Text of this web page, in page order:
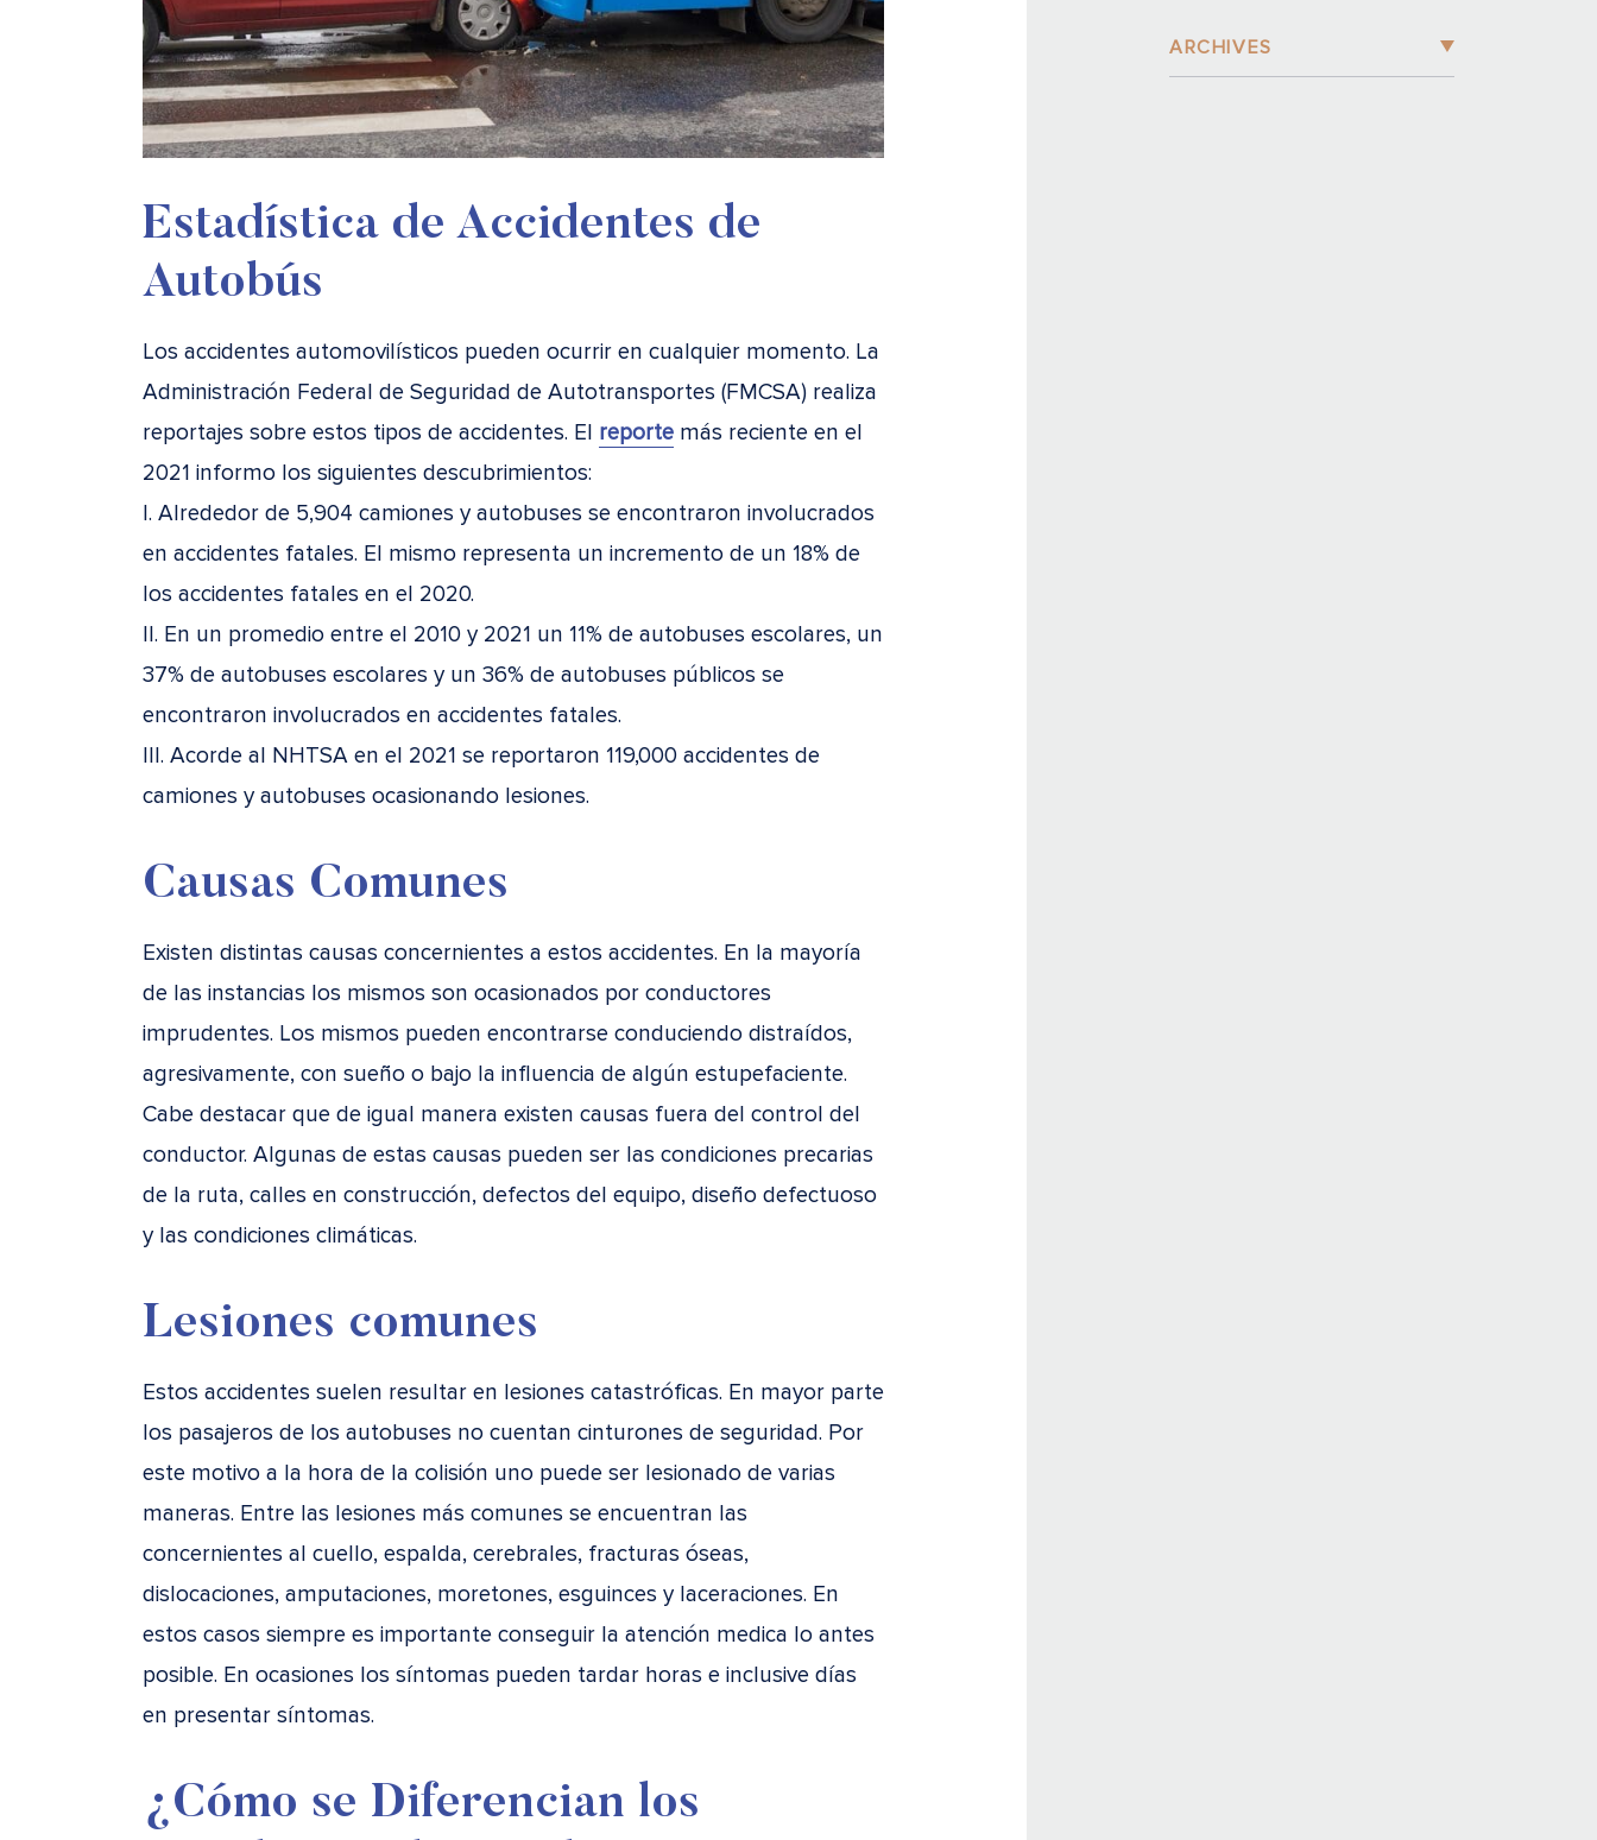
Estadística de Accidentes de
Autobús
Los accidentes automovilísticos pueden ocurrir en cualquier momento. La
Administración Federal de Seguridad de Autotransportes (FMCSA) realiza
reportajes sobre estos tipos de accidentes. El reporte más reciente en el
2021 informo los siguientes descubrimientos:
I. Alrededor de 5,904 camiones y autobuses se encontraron involucrados
en accidentes fatales. El mismo representa un incremento de un 18% de
los accidentes fatales en el 2020.
II. En un promedio entre el 2010 y 2021 un 11% de autobuses escolares, un
37% de autobuses escolares y un 36% de autobuses públicos se
encontraron involucrados en accidentes fatales.
III. Acorde al NHTSA en el 2021 se reportaron 119,000 accidentes de
camiones y autobuses ocasionando lesiones.
Causas Comunes
Existen distintas causas concernientes a estos accidentes. En la mayoría
de las instancias los mismos son ocasionados por conductores
imprudentes. Los mismos pueden encontrarse conduciendo distraídos,
agresivamente, con sueño o bajo la influencia de algún estupefaciente.
Cabe destacar que de igual manera existen causas fuera del control del
conductor. Algunas de estas causas pueden ser las condiciones precarias
de la ruta, calles en construcción, defectos del equipo, diseño defectuoso
y las condiciones climáticas.
Lesiones comunes
Estos accidentes suelen resultar en lesiones catastróficas. En mayor parte
los pasajeros de los autobuses no cuentan cinturones de seguridad. Por
este motivo a la hora de la colisión uno puede ser lesionado de varias
maneras. Entre las lesiones más comunes se encuentran las
concernientes al cuello, espalda, cerebrales, fracturas óseas,
dislocaciones, amputaciones, moretones, esguinces y laceraciones. En
estos casos siempre es importante conseguir la atención medica lo antes
posible. En ocasiones los síntomas pueden tardar horas e inclusive días
en presentar síntomas.
¿Cómo se Diferencian los
ARCHIVES